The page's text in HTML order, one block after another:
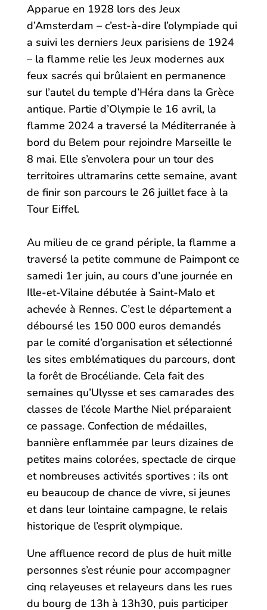
Apparue en 1928 lors des Jeux
d’Amsterdam – c’est-à-dire l’olympiade qui
a suivi les derniers Jeux parisiens de 1924
– la flamme relie les Jeux modernes aux
feux sacrés qui brûlaient en permanence
sur l’autel du temple d’Héra dans la Grèce
antique. Partie d’Olympie le 16 avril, la
flamme 2024 a traversé la Méditerranée à
bord du Belem pour rejoindre Marseille le
8 mai. Elle s’envolera pour un tour des
territoires ultramarins cette semaine, avant
de finir son parcours le 26 juillet face à la
Tour Eiffel.
Au milieu de ce grand périple, la flamme a
traversé la petite commune de Paimpont ce
samedi 1er juin, au cours d’une journée en
Ille-et-Vilaine débutée à Saint-Malo et
achevée à Rennes. C’est le département a
déboursé les 150 000 euros demandés
par le comité d’organisation et sélectionné
les sites emblématiques du parcours, dont
la forêt de Brocéliande. Cela fait des
semaines qu’Ulysse et ses camarades des
classes de l’école Marthe Niel préparaient
ce passage. Confection de médailles,
bannière enflammée par leurs dizaines de
petites mains colorées, spectacle de cirque
et nombreuses activités sportives : ils ont
eu beaucoup de chance de vivre, si jeunes
et dans leur lointaine campagne, le relais
historique de l’esprit olympique.
Une affluence record de plus de huit mille
personnes s’est réunie pour accompagner
cinq relayeuses et relayeurs dans les rues
du bourg de 13h à 13h30, puis participer